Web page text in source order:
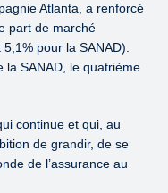
Atlanta, a renforcé
part de marché
pour la SANAD).
la SANAD, le quatrième
continue et qui, au
de grandir, de se
de l’assurance au